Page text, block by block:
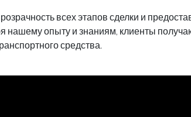
всех этапов сделки и
нашему опыту и знаниям, клиенты
средства.